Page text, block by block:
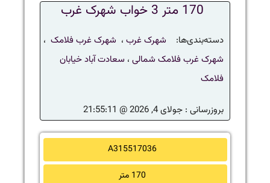
170 متر 3 خواب شهرک غرب
دسته‌بندی‌ها: شهرک غرب ، شهرک غرب فلامک ،
شهرک غرب فلامک شمالی ، سعادت آباد خیابان
فلامک
بروزرسانی : جولای 4, 2026 @ 21:55:11
A315517036
170 متر